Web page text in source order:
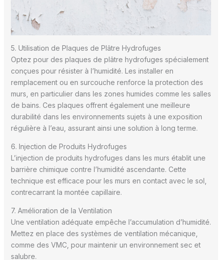
5. Utilisation de Plaques de Plâtre Hydrofuges
Optez pour des plaques de plâtre hydrofuges spécialement
conçues pour résister à l’humidité. Les installer en
remplacement ou en surcouche renforce la protection des
murs, en particulier dans les zones humides comme les salles
de bains. Ces plaques offrent également une meilleure
durabilité dans les environnements sujets à une exposition
régulière à l’eau, assurant ainsi une solution à long terme.
6. Injection de Produits Hydrofuges
L’injection de produits hydrofuges dans les murs établit une
barrière chimique contre l’humidité ascendante. Cette
technique est efficace pour les murs en contact avec le sol,
contrecarrant la montée capillaire.
7. Amélioration de la Ventilation
Une ventilation adéquate empêche l’accumulation d’humidité.
Mettez en place des systèmes de ventilation mécanique,
comme des VMC, pour maintenir un environnement sec et
salubre.